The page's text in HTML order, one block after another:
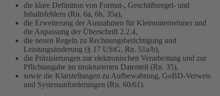
die klare Definition von Format-, Geschäftsregel- und
Inhaltsfehlern (Rn. 6a, 6b, 35a),
die Erweiterung der Ausnahmen für Kleinunternehmer und
die Anpassung der Überschrift 2.2.4,
die neuen Regeln zu Rechnungsberichtigung und
Leistungsänderung (§ 17 UStG, Rn. 51a/b),
die Präzisierungen zur elektronischen Verarbeitung und zur
Pflichtangabe im strukturierten Datenteil (Rn. 35),
sowie die Klarstellungen zu Aufbewahrung, GoBD-Verweis
und Systemanforderungen (Rn. 60/61).